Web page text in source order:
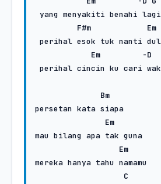
F#m
Em
Em
         -
D
Bm
persetan kata siapa
Em
mau bilang apa tak guna
Em
mereka hanya tahu namamu
C